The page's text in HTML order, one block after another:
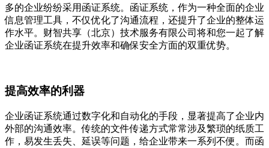
多的企业纷纷采用函证系统。函证系统，作为一种全面的企业
信息管理工具，不仅优化了沟通流程，还提升了企业的整体运
作水平。财智共享（北京）技术服务有限公司将和您一起了解
企业函证系统在提升效率和确保安全方面的双重优势。
提高效率的利器
企业函证系统通过数字化和自动化的手段，显著提高了企业内
外部的沟通效率。传统的文件传递方式常常涉及繁琐的纸质工
作，易发生丢失、延误等问题，给企业带来一系列不便。而函